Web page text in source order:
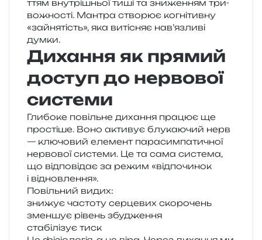
т­тям вну­трі­шньої тиші та зни­же­н­ням три­
во­жно­сті. Мантра ство­рює когні­тив­ну
«зайня­тість», яка виті­сняє нав’язливі
думки.
Дихання як прямий
доступ до нервової
системи
Глибоке повіль­не диха­н­ня пра­цює ще
про­сті­ше. Воно акти­вує блу­ка­ю­чий нерв
— клю­чо­вий еле­мент пара­сим­па­ти­чної
нер­во­вої систе­ми. Це та сама систе­ма,
що від­по­від­ає за режим «від­по­чи­нок
і відновлення».
Повільний видих:
зни­жує часто­ту сер­це­вих скорочень
змен­шує рівень збудження
ста­бі­лі­зує тиск